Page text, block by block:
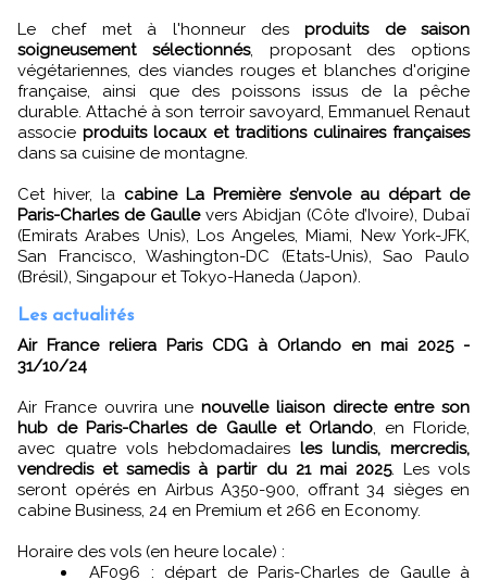
Le chef met à l'honneur desproduits de saison
soigneusement sélectionnés, proposant des options
végétariennes, des viandes rouges et blanches d'origine
française, ainsi que des poissons issus de la pêche
durable. Attaché à son terroir savoyard, Emmanuel Renaut
associe produits locaux et traditions culinaires françaises
dans sa cuisine de montagne.
Cet hiver, la cabine La Première s’envole au départ de
Paris-Charles de Gaullevers Abidjan (Côte d’Ivoire), Dubaï
(Emirats Arabes Unis), Los Angeles, Miami, New York-JFK,
San Francisco, Washington-DC (Etats-Unis), Sao Paulo
(Brésil), Singapour et Tokyo-Haneda (Japon).
Les actualités
Air France reliera Paris CDG à Orlando en mai 2025 -
31/10/24
Air France ouvrira une nouvelle liaison directe entre son
hub de Paris-Charles de Gaulle et Orlando, en Floride,
avec quatre vols hebdomadaires les lundis, mercredis,
vendredis et samedis à partir du 21 mai 2025. Les vols
seront opérés en Airbus A350-900, offrant 34 sièges en
cabine Business, 24 en Premium et 266 en Economy.
Horaire des vols (en heure locale) :
AF096 : départ de Paris-Charles de Gaulle à